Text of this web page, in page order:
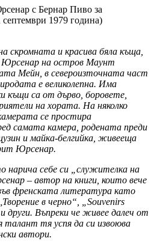
с Бернар Пиво за
1979 година)
скромната и красива бяла къща,
на остров Маунт
Мейн, в североизточната част
е великолепна. Има
къщи са от дърво, боровете,
на хората. На няколко
се простира
самата камера, родената преди
и майка-белгийка, живееща
Юрсенар.
нарича себе си „служителка на
– автор на книги, които вече
френската литература като
в черно“, „ Souvenirs
други. Въпреки че живее далеч от
тя успя да си извоюва
автори.